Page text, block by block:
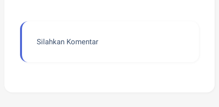
Silahkan Komentar